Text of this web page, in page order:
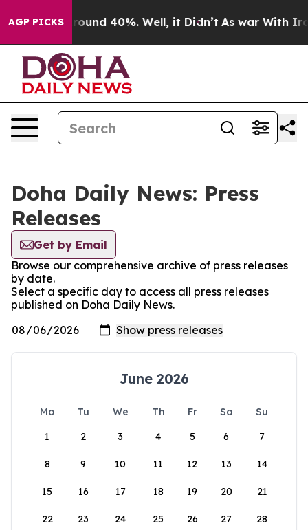
AGP PICKS
Floor Around 40%. Well, it Didn’t As war With Iran
Doha Daily News: Press
Releases
Get by Email
Browse our comprehensive archive of press releases
by date.
Select a specific day to access all press releases
published on Doha Daily News.
June 2026
Mo Tu We Th Fr Sa
Su
1
2 3 4 5 6 7
8 9 10 11 12 13 14
15 16 17 18 19 20 21
22 23 24 25 26 27 28